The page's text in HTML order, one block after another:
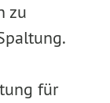
zu
für